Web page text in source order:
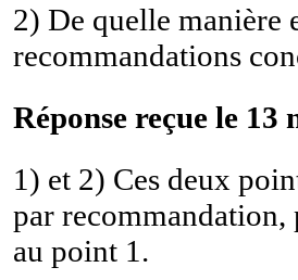
2) De quelle manière
recommandations
Réponse reçue le 13
1) et 2) Ces deux
par recommandation,
au point 1.